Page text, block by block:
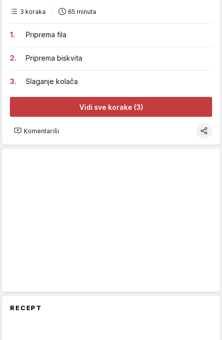
3 koraka 65 minuta
Priprema fila
Priprema biskvita
Slaganje kolača
Vidi sve korake (3)
Komentariši
RECEPT